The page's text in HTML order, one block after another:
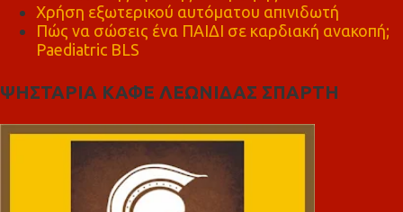
Χρήση εξωτερικού αυτόματου απινιδωτή
Πώς να σώσεις ένα ΠΑΙΔΙ σε καρδιακή ανακοπή;
Paediatric BLS
ΨΗΣΤΑΡΙΑ ΚΑΦΕ ΛΕΩΝΙΔΑΣ ΣΠΑΡΤΗ